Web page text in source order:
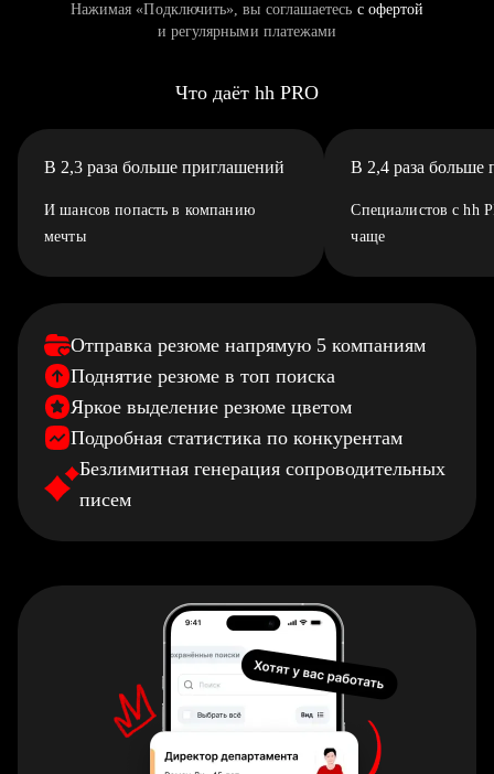
Нажимая «Подключить», вы соглашаетесь с офертой
и регулярными платежами
Что даёт hh PRO
В 2,3 раза больше приглашений
И шансов попасть в компанию
мечты
В 2,4 раза больше
Специалистов с hh
чаще
Отправка резюме напрямую 5 компаниям
Поднятие резюме в топ поиска
Яркое выделение резюме цветом
Подробная статистика по конкурентам
Безлимитная генерация сопроводительных
писем